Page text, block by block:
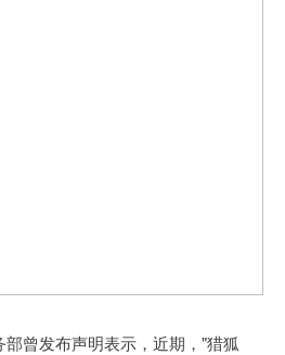
曾发布声明表示，近期，"猎狐